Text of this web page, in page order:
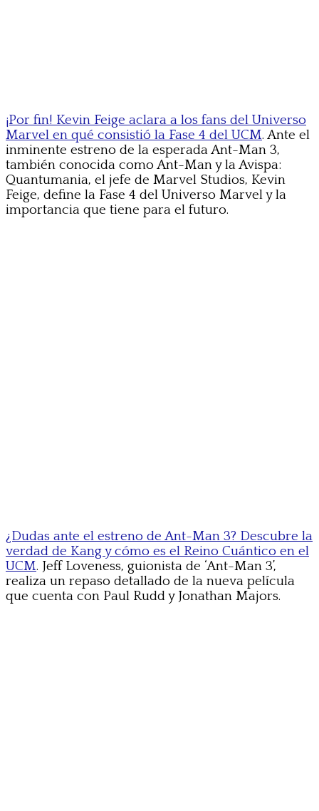
¡Por fin! Kevin Feige aclara a los fans del Universo
Marvel en qué consistió la Fase 4 del UCM. Ante el
inminente estreno de la esperada Ant-Man 3,
también conocida como Ant-Man y la Avispa:
Quantumania, el jefe de Marvel Studios, Kevin
Feige, define la Fase 4 del Universo Marvel y la
importancia que tiene para el futuro.
¿Dudas ante el estreno de Ant-Man 3? Descubre la
verdad de Kang y cómo es el Reino Cuántico en el
UCM. Jeff Loveness, guionista de ‘Ant-Man 3’,
realiza un repaso detallado de la nueva película
que cuenta con Paul Rudd y Jonathan Majors.